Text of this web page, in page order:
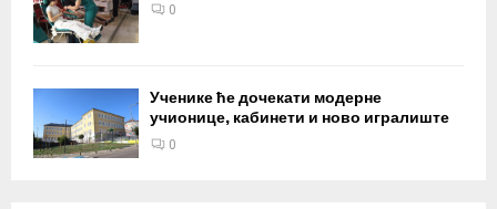
0
Ученике ће дочекати модерне
учионице, кабинети и ново игралиште
0